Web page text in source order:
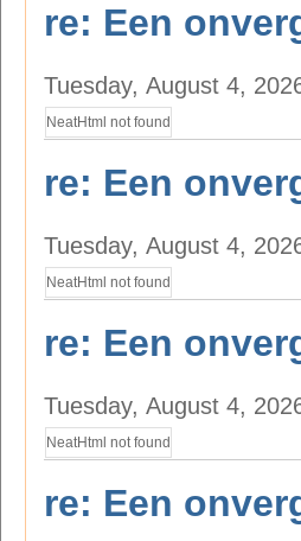
re: Een
Tuesday, August 4,
NeatHtml not found
re: Een
Tuesday, August 4,
NeatHtml not found
re: Een
Tuesday, August 4,
NeatHtml not found
re: Een